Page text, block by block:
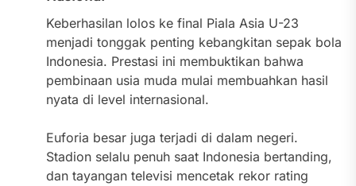
Keberhasilan lolos ke final Piala Asia U-23
menjadi tonggak penting kebangkitan sepak bola
Indonesia. Prestasi ini membuktikan bahwa
pembinaan usia muda mulai membuahkan hasil
nyata di level internasional.
Euforia besar juga terjadi di dalam negeri.
Stadion selalu penuh saat Indonesia bertanding,
dan tayangan televisi mencetak rekor rating